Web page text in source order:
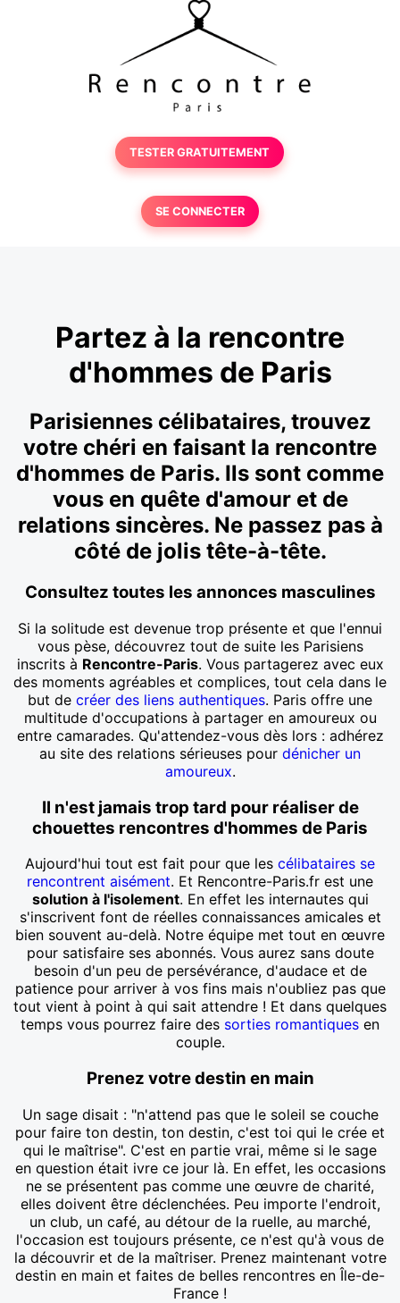
TESTER GRATUITEMENT
SE CONNECTER
Partez à la rencontre
d'hommes de Paris
Parisiennes célibataires, trouvez
votre chéri en faisant la rencontre
d'hommes de Paris. Ils sont comme
vous en quête d'amour et de
relations sincères. Ne passez pas à
côté de jolis tête-à-tête.
Consultez toutes les annonces masculines
Si la solitude est devenue trop présente et que l'ennui
vous pèse, découvrez tout de suite les Parisiens
inscrits à Rencontre-Paris. Vous partagerez avec eux
des moments agréables et complices, tout cela dans le
but de créer des liens authentiques. Paris offre une
multitude d'occupations à partager en amoureux ou
entre camarades. Qu'attendez-vous dès lors : adhérez
au site des relations sérieuses pour dénicher un
amoureux.
Il n'est jamais trop tard pour réaliser de
chouettes rencontres d'hommes de Paris
Aujourd'hui tout est fait pour que les célibataires se
rencontrent aisément. Et Rencontre-Paris.fr est une
solution à l'isolement. En effet les internautes qui
s'inscrivent font de réelles connaissances amicales et
bien souvent au-delà. Notre équipe met tout en œuvre
pour satisfaire ses abonnés. Vous aurez sans doute
besoin d'un peu de persévérance, d'audace et de
patience pour arriver à vos fins mais n'oubliez pas que
tout vient à point à qui sait attendre ! Et dans quelques
temps vous pourrez faire des sorties romantiques en
couple.
Prenez votre destin en main
Un sage disait : "n'attend pas que le soleil se couche
pour faire ton destin, ton destin, c'est toi qui le crée et
qui le maîtrise". C'est en partie vrai, même si le sage
en question était ivre ce jour là. En effet, les occasions
ne se présentent pas comme une œuvre de charité,
elles doivent être déclenchées. Peu importe l'endroit,
un club, un café, au détour de la ruelle, au marché,
l'occasion est toujours présente, ce n'est qu'à vous de
la découvrir et de la maîtriser. Prenez maintenant votre
destin en main et faites de belles rencontres en Île-de-
France !